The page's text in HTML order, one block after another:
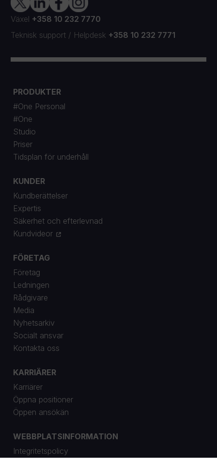
Växel +358 10 232 7770
Teknisk support / Helpdesk +358 10 232 7771
PRODUKTER
#One Personal
#One
Studio
Priser
Tidsplan för underhåll
KUNDER
Kundberättelser
Expertis
Säkerhet och efterlevnad
Kundvideor
FÖRETAG
Företag
Ledningen
Rådgivare
Media
Nyhetsarkiv
Socialt ansvar
Kontakta oss
KARRIÄRER
Karriärer
Öppna positioner
Öppen ansökän
WEBBPLATSINFORMATION
Integritetspolicy